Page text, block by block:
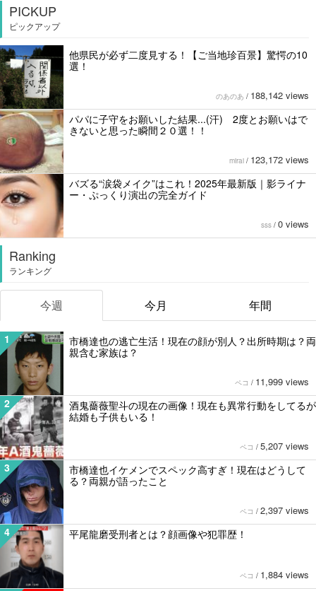
PICKUP
ピックアップ
他県民が必ず二度見する！【ご当地珍百景】驚愕の10
選！
のあのあ / 188,142 views
パパに子守をお願いした結果...(汗) 2度とお願いはで
きないと思った瞬間２０選！！
mirai / 123,172 views
バズる“涙袋メイク”はこれ！2025年最新版｜影ライナ
ー・ぷっくり演出の完全ガイド
sss / 0 views
Ranking
ランキング
今週 今月 年間
1
市橋達也の逃亡生活！現在の顔が別人？出所時期は？両
親含む家族は？
ペコ / 11,999 views
2
酒鬼薔薇聖斗の現在の画像！現在も異常行動をしてるが
結婚も子供もいる！
ペコ / 5,207 views
3
市橋達也イケメンでスペック高すぎ！現在はどうして
る？両親が語ったこと
ペコ / 2,397 views
4 平尾龍磨受刑者とは？顔画像や犯罪歴！
ペコ / 1,884 views